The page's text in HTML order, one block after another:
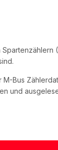
Bus
und